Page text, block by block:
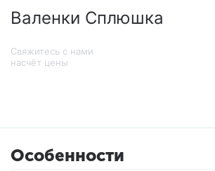
Валенки Сплюшка
Свяжитесь с нами
насчёт цены
Особенности